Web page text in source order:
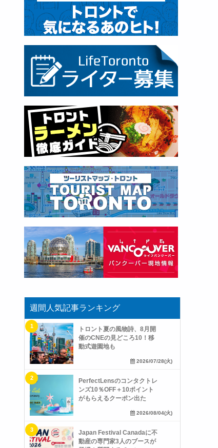
週間人気記事ランキング
トロント夏の風物詩、8月開
催のCNEの見どころ10！移
動式遊園地も
2026/07/28(火)
PerfectLensのコンタクトレ
ンズ10％OFF＋10ポイント
がもらえるクーポン出た
2026/08/04(火)
Japan Festival Canadaに不
動産の専門家3人のブースが